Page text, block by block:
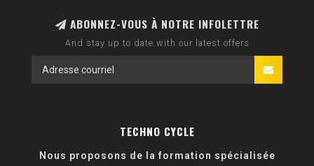
ABONNEZ-VOUS À NOTRE INFOLETTRE
And stay up to date with our latest offers
TECHNO CYCLE
Nous proposons de la formation spécialisée